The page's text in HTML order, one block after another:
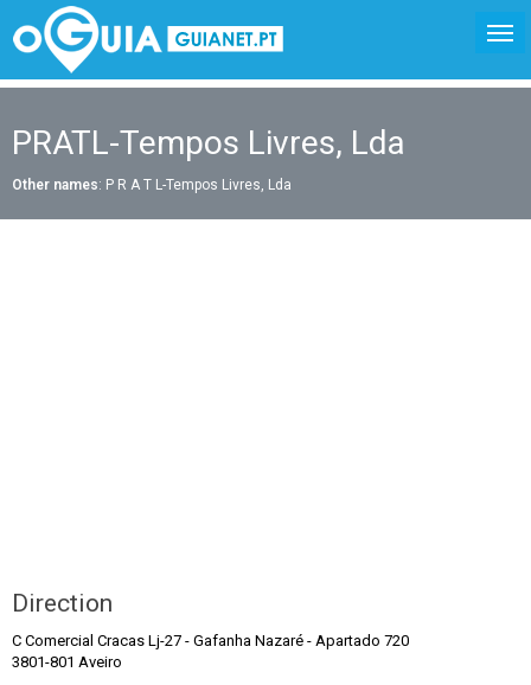
PRATL-Tempos Livres, Lda
Other names: P R A T L-Tempos Livres, Lda
Direction
C Comercial Cracas Lj-27 - Gafanha Nazaré - Apartado 720
3801-801 Aveiro